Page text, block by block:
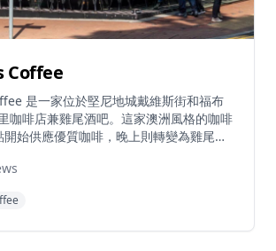
Coffee
是一家位於堅尼地城戴維斯街和福布
咖啡店兼雞尾酒吧。這家澳洲風格的咖啡
始供應優質咖啡，晚上則轉變為雞尾酒
客享用咖啡和輕食。Winston's Coffee
當地人和遊客尋找優質咖啡和休閒用餐的